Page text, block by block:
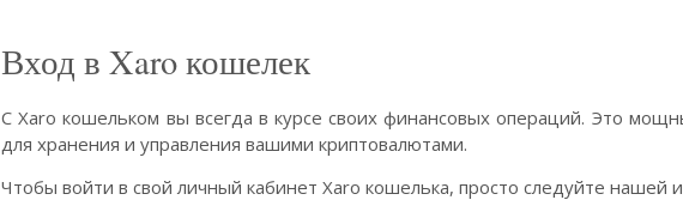
Вход в Xaro кошелек
С Xaro кошельком вы всегда в курсе своих финансовых операций. Это
для хранения и управления вашими криптовалютами.
Чтобы войти в свой личный кабинет Xaro кошелька, просто следуйте нашей